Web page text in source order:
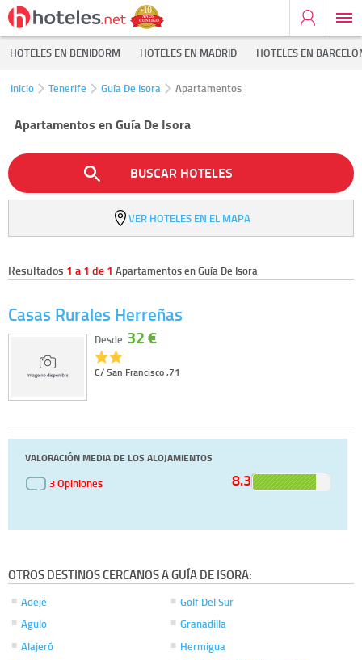
HOTELES EN BENIDORM HOTELES EN MADRID HOTELES EN
Inicio Tenerife Guía De Isora Apartamentos
Apartamentos en Guía De Isora
BUSCAR HOTELES
VER HOTELES EN EL MAPA
Resultados 1 a 1 de 1 Apartamentos en Guía De Isora
Casas Rurales Herreñas
C/ San Francisco ,71
Desde 32 €
VALORACIÓN MEDIA DE LOS ALOJAMIENTOS
3 Opiniones
8.3
OTROS DESTINOS CERCANOS A GUÍA DE ISORA:
Adeje
Agulo
Alajeró
Golf Del Sur
Granadilla
Hermigua